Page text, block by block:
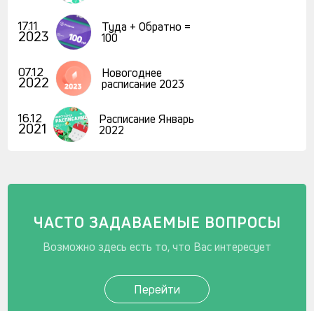
17.11
2023
Туда + Обратно =
100
07.12
2022
Новогоднее
расписание 2023
16.12
2021
Расписание Январь
2022
ЧАСТО ЗАДАВАЕМЫЕ ВОПРОСЫ
Возможно здесь есть то, что Вас интересует
Перейти